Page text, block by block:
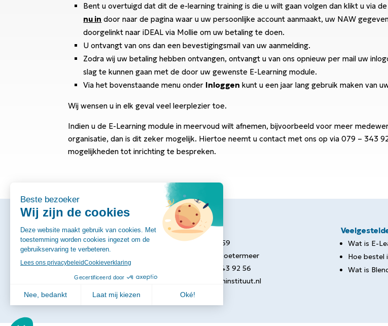
Bent u overtuigd dat dit de e-learning training is die u wilt gaan volgen dan klikt u via
nu in door naar de pagina waar u uw persoonlijke account aanmaakt, uw NAW
doorgelinkt naar iDEAL via Mollie om uw betaling te doen.
U ontvangt van ons dan een bevestigingsmail van uw aanmelding.
Zodra wij uw betaling hebben ontvangen, ontvangt u van ons opnieuw per mail uw
slag te kunnen gaan met de door uw gewenste E-Learning module.
Via het bovenstaande menu onder Inloggen kunt u een jaar lang gebruik maken van
Wij wensen u in elk geval veel leerplezier toe.
Indien u de E-Learning module in meervoud wilt afnemen, bijvoorbeeld voor meer
organisatie, dan is dit zeker mogelijk. Hiertoe neemt u contact met ons op via 079 – 343
mogelijkheden tot inrichting te bespreken.
Locatie
Postbus 759
2700 AT Zoetermeer
(079) 343 92 56
info@cminstituut.nl
Wat is E-
Hoe bestel
Wat is